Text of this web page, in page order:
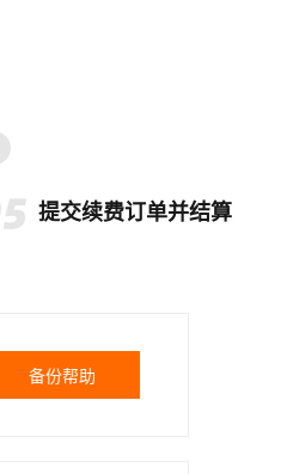
提交续费订单并结算
备份帮助